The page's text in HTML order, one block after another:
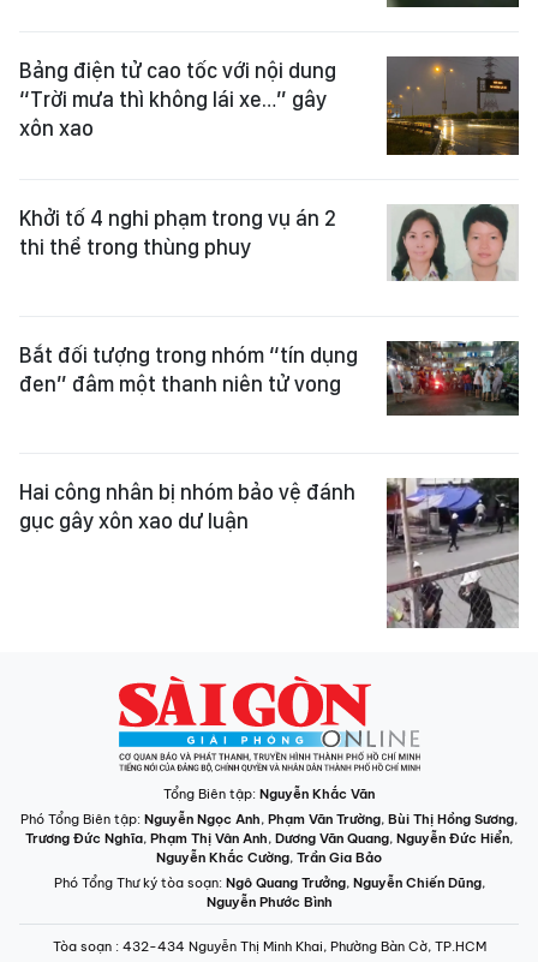
Bảng điện tử cao tốc với nội dung
“Trời mưa thì không lái xe…” gây
xôn xao
Khởi tố 4 nghi phạm trong vụ án 2
thi thể trong thùng phuy
Bắt đối tượng trong nhóm “tín dụng
đen” đâm một thanh niên tử vong
Hai công nhân bị nhóm bảo vệ đánh
gục gây xôn xao dư luận
Tổng Biên tập: Nguyễn Khắc Văn
Phó Tổng Biên tập: Nguyễn Ngọc Anh, Phạm Văn Trường, Bùi Thị Hồng Sương,
Trương Đức Nghĩa, Phạm Thị Vân Anh, Dương Văn Quang, Nguyễn Đức Hiển,
Nguyễn Khắc Cường, Trần Gia Bảo
Phó Tổng Thư ký tòa soạn: Ngô Quang Trưởng, Nguyễn Chiến Dũng,
Nguyễn Phước Bình
Tòa soạn : 432-434 Nguyễn Thị Minh Khai, Phường Bàn Cờ, TP.HCM